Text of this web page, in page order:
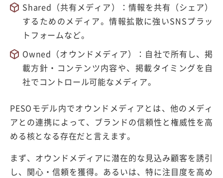
Shared（共有メディア）：情報を共有（シェア）
するためのメディア。情報拡散に強いSNSプラッ
トフォームなど。
Owned（オウンドメディア）：自社で所有し、掲
載方針・コンテンツ内容や、掲載タイミングを自
社でコントロール可能なメディア。
PESOモデル内でオウンドメディアとは、他のメディ
アとの連携によって、ブランドの信頼性と権威性を高
める核となる存在だと言えます。
まず、オウンドメディアに潜在的な見込み顧客を誘引
し、関心・信頼を獲得。あるいは、特に注目度を高め